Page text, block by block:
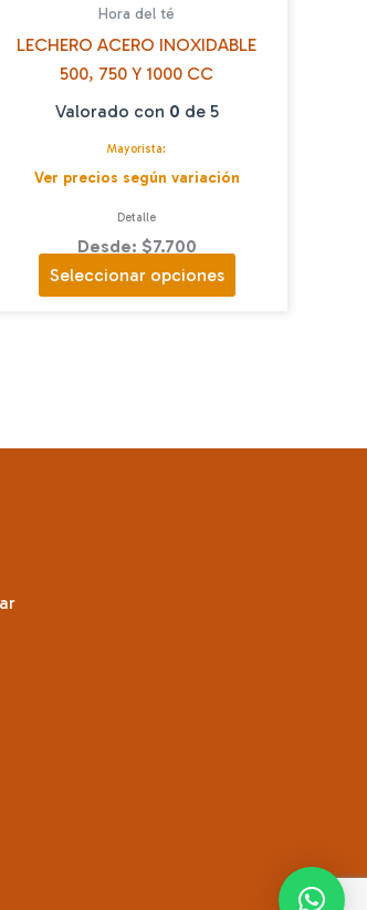
Hora del té
LECHERO ACERO INOXIDABLE
500, 750 Y 1000 CC
Valorado con 0 de 5
Mayorista:
Ver precios según variación
Detalle
Desde: $7.700
Seleccionar opciones
producto
opciones